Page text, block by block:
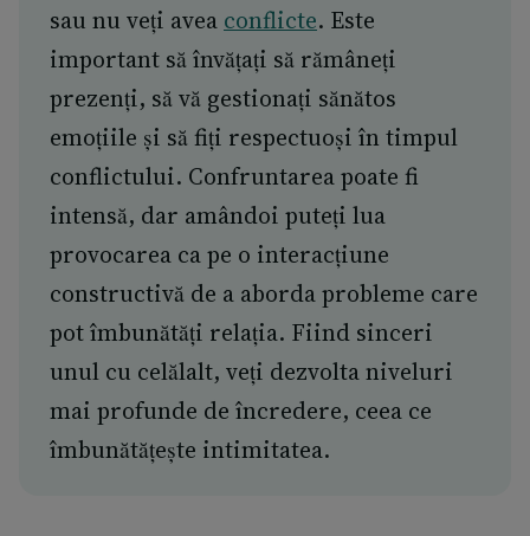
sau nu veți aveaconflicte. Este
important să învățați să rămâneți
prezenți, să vă gestionați sănătos
emoțiile și să fiți respectuoși în timpul
conflictului. Confruntarea poate fi
intensă, dar amândoi puteți lua
provocarea ca pe o interacțiune
constructivă de a aborda probleme care
pot îmbunătăți relația. Fiind sinceri
unul cu celălalt, veți dezvolta niveluri
mai profunde de încredere, ceea ce
îmbunătățește intimitatea.